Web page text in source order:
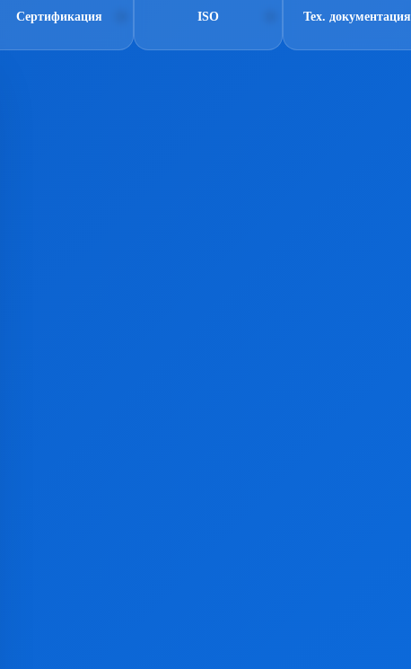
Сертификация ISO Тех. документация